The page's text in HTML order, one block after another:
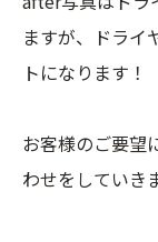
ますが、ドライ
トになります！
お客様のご要望
わせをしていき